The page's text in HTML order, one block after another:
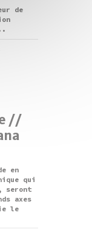
de
//
en
qui
seront
axes
le